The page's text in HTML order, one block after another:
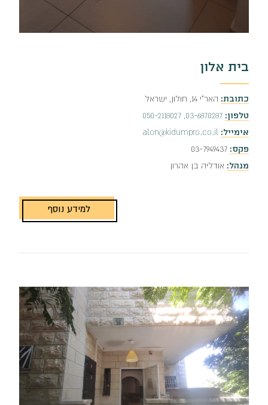
בית אלון
כתובת: האר"י 14, חולון, ישראל
טלפון: 03-6870287, 050-2118027
אימייל: alon@kidumpro.co.il
פקס:
מנהל: אודליה בן אהרון
למידע נוסף